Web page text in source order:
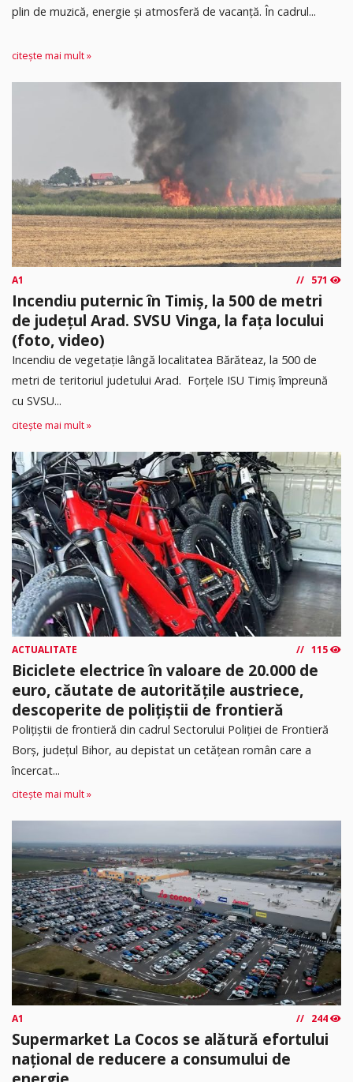
plin de muzică, energie și atmosferă de vacanță. În cadrul...
citește mai mult »
A1 571
Incendiu puternic în Timiș, la 500 de metri
de județul Arad. SVSU Vinga, la fața locului
(foto, video)
Incendiu de vegetație lângă localitatea Bărăteaz, la 500 de
metri de teritoriul judetului Arad. Forțele ISU Timiș împreună
cu SVSU...
citește mai mult »
ACTUALITATE 115
Biciclete electrice în valoare de 20.000 de
euro, căutate de autoritățile austriece,
descoperite de polițiștii de frontieră
Poliţiştii de frontieră din cadrul Sectorului Poliției de Frontieră
Borș, județul Bihor, au depistat un cetățean român care a
încercat...
citește mai mult »
A1 244
Supermarket La Cocos se alătură efortului
național de reducere a consumului de